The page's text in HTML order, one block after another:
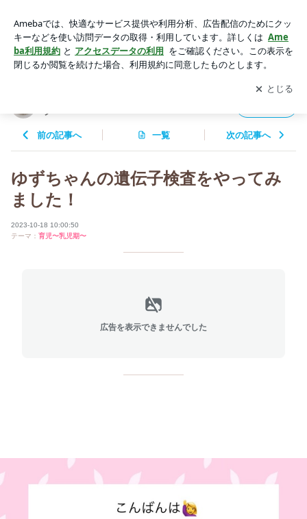
育児＆お出掛けお買い物ブログ
アプリをダウンロードして ブログの更新通知
を受け取りまし
ょう。
開く
グ
前の記事へ 一覧 次の記事へ
ゆずちゃんの遺伝子検査をやってみ
ました！
2023-10-18 10:00:50
テーマ： 育児〜乳児期〜
広告を表示できませんでした